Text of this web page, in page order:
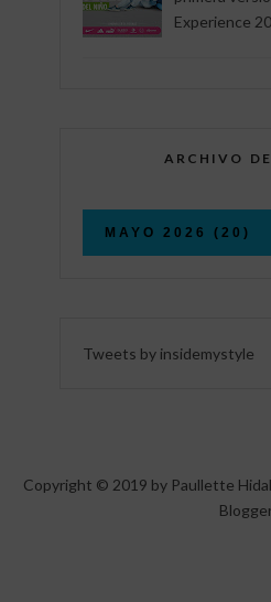
Experience
ARCHIVO
Tweets by insidemystyle
Copyright © 2019 by Paullette
Blogger